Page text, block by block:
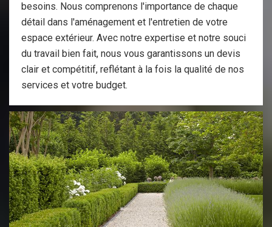
besoins. Nous comprenons l'importance de chaque
détail dans l'aménagement et l'entretien de votre
espace extérieur. Avec notre expertise et notre souci
du travail bien fait, nous vous garantissons un devis
clair et compétitif, reflétant à la fois la qualité de nos
services et votre budget.